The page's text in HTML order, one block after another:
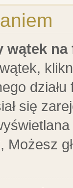
wątek na
się